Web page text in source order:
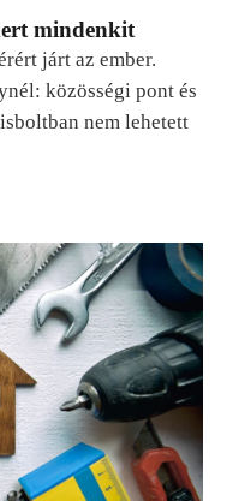
mindenkit
járt az ember.
közösségi pont és
nem lehetett